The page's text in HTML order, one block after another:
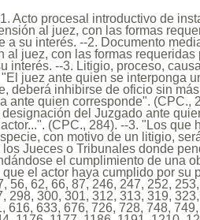
Acto procesal introductivo de
al juez, con las formas
a su interés. --2. Documento
al juez, con las formas
interés. --3. Litigio, proceso,
juez ante quien se interponga
deberá inhibirse de oficio sin
ante quien corresponde". (CPC.,
del Juzgado ante
(CPC., 284). --3. "Los que
con motivo de un litigio,
Jueces o Tribunales donde
el cumplimiento de una
el actor haya cumplido por su
56, 62, 66, 87, 246, 247, 252,
298, 300, 301, 312, 313, 319,
616, 633, 676, 726, 728, 748,